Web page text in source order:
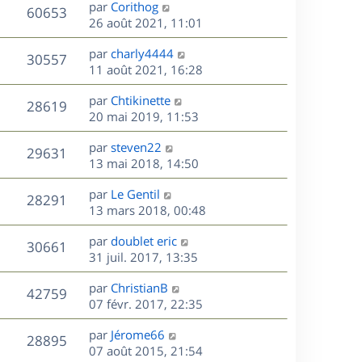
e
s
n
i
e
r
m
e
s
s
a
g
e
60653V
u
s
D
e
r
n
i
e
r
m
e
s
s
a
g
e
par Corithog
26 août 2021, 11:01
30557V
u
D
e
r
n
i
e
r
m
e
s
s
a
g
e
par charly4444
11 août 2021, 16:28
28619V
u
D
e
r
n
i
e
r
m
e
s
s
a
g
e
par Chtikinette
20 mai 2019, 11:53
29631
u
D
e
r
n
i
e
r
m
e
s
s
a
g
e
par steven22
13 mai 2018, 14:50
28291
u
s
D
e
r
n
i
e
r
m
e
s
s
par Le Gentil
13 mars 2018, 00:48
30661
u
D
e
r
n
i
e
r
m
par doublet eric
31 juil. 2017, 13:35
42759V
u
D
e
r
n
i
par ChristianB
07 févr. 2017, 22:35
28895V
D
e
par Jérome66
07 août 2015, 21:54